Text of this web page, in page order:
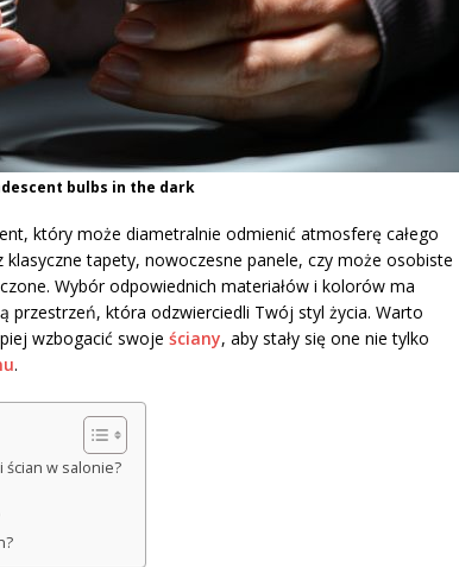
bulbs in the dark
który może diametralnie odmienić atmosferę całego
tapety, nowoczesne panele, czy może osobiste
Wybór odpowiednich materiałów i kolorów ma
przestrzeń, która odzwierciedli Twój styl życia. Warto
wzbogacić swoje ściany, aby stały się one nie tylko
.
w salonie?